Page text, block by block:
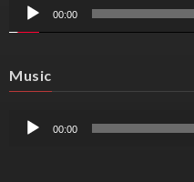
00:00
Music
00:00